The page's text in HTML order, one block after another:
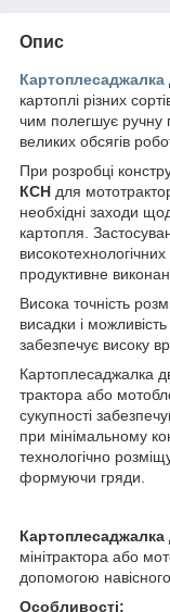
Опис
Картоплесаджалка
картоплі різних
чим полегшує ручну
великих обсягів
При розробці
КСН для
необхідні заходи
картопля.
продуктивне
Висока точність
висадки і
забезпечує високу
Картоплесаджалка
трактора або
сукупності
при мінімальному
технологічно
формуючи гряди.
мінітрактора або
допомогою
Особливості: